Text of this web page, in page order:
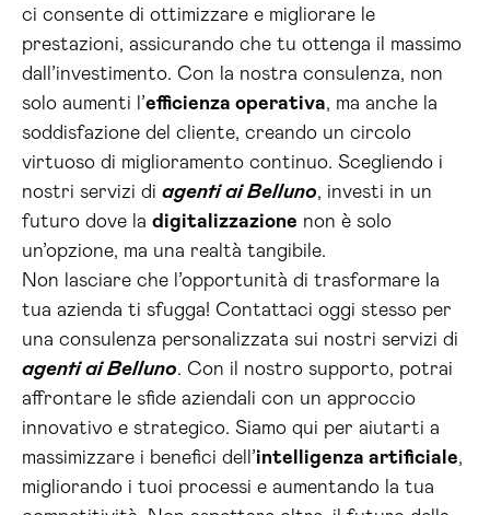
ci consente di ottimizzare e migliorare le
prestazioni, assicurando che tu ottenga il massimo
dall’investimento. Con la nostra consulenza, non
solo aumenti l’efficienza operativa, ma anche la
soddisfazione del cliente, creando un circolo
virtuoso di miglioramento continuo. Scegliendo i
nostri servizi di agenti ai Belluno, investi in un
futuro dove la digitalizzazione non è solo
un’opzione, ma una realtà tangibile.
Non lasciare che l’opportunità di trasformare la
tua azienda ti sfugga! Contattaci oggi stesso per
una consulenza personalizzata sui nostri servizi di
agenti ai Belluno. Con il nostro supporto, potrai
affrontare le sfide aziendali con un approccio
innovativo e strategico. Siamo qui per aiutarti a
massimizzare i benefici dell’intelligenza artificiale,
migliorando i tuoi processi e aumentando la tua